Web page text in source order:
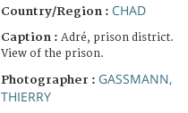
Country/Region : CHAD
Caption : Adré, prison district.
View of the prison.
Photographer : GASSMANN,
THIERRY